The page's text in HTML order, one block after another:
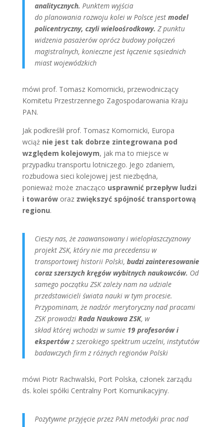
analitycznych. Punktem wyjścia
do planowania rozwoju kolei w Polsce jest model
policentryczny, czyli wieloośrodkowy. Z punktu
widzenia pasażerów oprócz budowy połączeń
magistralnych, konieczne jest łączenie sąsiednich
miast wojewódzkich
mówi prof. Tomasz Komornicki, przewodniczący
Komitetu Przestrzennego Zagospodarowania Kraju
PAN.
Jak podkreślił prof. Tomasz Komornicki, Europa
wciąż nie jest tak dobrze zintegrowana pod
względem kolejowym, jak ma to miejsce w
przypadku transportu lotniczego. Jego zdaniem,
rozbudowa sieci kolejowej jest niezbędna,
ponieważ może znacząco usprawnić przepływ ludzi
i towaróworaz zwiększyć spójność transportową
regionu.
Cieszy nas, że zaawansowany i wielopłaszczyznowy
projekt ZSK, który nie ma precedensu w
transportowej historii Polski, budzi zainteresowanie
coraz szerszych kręgów wybitnych naukowców. Od
samego początku ZSK zależy nam na udziale
przedstawicieli świata nauki w tym procesie.
Przypominam, że nadzór merytoryczny nad pracami
ZSK prowadzi Rada Naukowa ZSK, w
skład której wchodzi w sumie 19 profesorów i
ekspertówz szerokiego spektrum uczelni, instytutów
badawczych firm z różnych regionów Polski
mówi Piotr Rachwalski, Port Polska, członek zarządu
ds. kolei spółki Centralny Port Komunikacyjny.
Pozytywne przyjęcie przez PAN metodyki prac nad